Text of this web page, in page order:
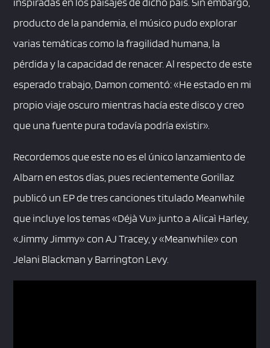
producto de la pandemia, el músico pudo explorar
varias temáticas como la fragilidad humana, la
pérdida y la capacidad de renacer. Al respecto de este
esperado trabajo, Damon comentó: «He estado en mi
propio viaje oscuro mientras hacía este disco y creo
que una fuente pura todavía podría existir».
Recordemos que este no es el único lanzamiento de
Albarn en estos días, pues recientemente Gorillaz
publicó un EP de tres canciones titulado Meanwhile
que incluye los temas «Déjà Vu» junto a Alicaì Harley,
«Jimmy Jimmy» con AJ Tracey, y «Meanwhile» con
Jelani Blackman y Barrington Levy.